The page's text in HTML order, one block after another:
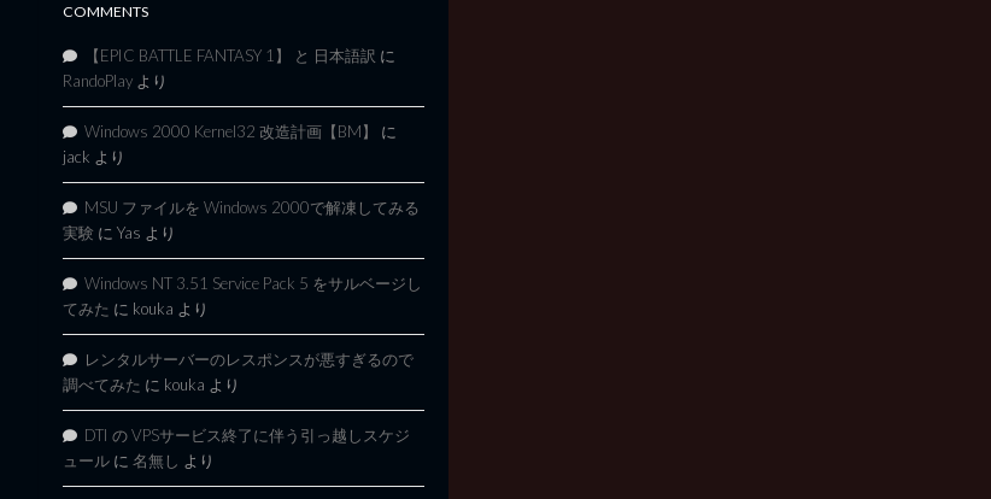
COMMENTS
【EPIC BATTLE FANTASY 1】 と 日本語訳 に
RandoPlay より
Windows 2000 Kernel32 改造計画【BM】
に
jack より
MSU ファイルを Windows 2000で解凍してみる
実験 に Yas より
Windows NT 3.51 Service Pack 5 をサルベージし
てみた に kouka より
レンタルサーバーのレスポンスが悪すぎるので
調べてみた に kouka より
DTI の VPSサービス終了に伴う引っ越しスケジ
ュール に 名無し より